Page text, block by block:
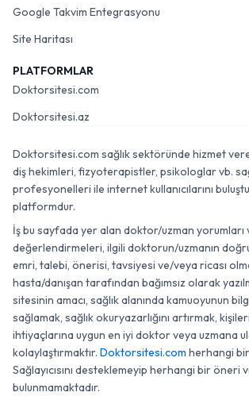
Google Takvim Entegrasyonu
Site Haritası
PLATFORMLAR
Doktorsitesi.com
Doktorsitesi.az
Doktorsitesi.com sağlık sektöründe hizmet
diş hekimleri, fizyoterapistler, psikologlar vb.
profesyonelleri ile internet kullanıcılarını
platformdur.
İş bu sayfada yer alan doktor/uzman yorumları
değerlendirmeleri, ilgili doktorun/uzmanın
emri, talebi, önerisi, tavsiyesi ve/veya ricası
hasta/danışan tarafından bağımsız olarak
sitesinin amacı, sağlık alanında kamuoyunun
sağlamak, sağlık okuryazarlığını artırmak,
ihtiyaçlarına uygun en iyi doktor veya uzmana
kolaylaştırmaktır. Doktorsitesi.com herhangi bir
Sağlayıcısını desteklemeyip herhangi bir öneri
bulunmamaktadır.